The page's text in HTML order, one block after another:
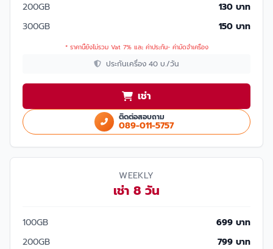
200GB
130 บาท
300GB
150 บาท
* ราคานี้ยังไม่รวม Vat 7% และ ค่าประกัน- ค่ามัดจำเครื่อง
ประกันเครื่อง 40 บ./วัน
เช่า
ติดต่อสอบถาม
089-011-5757
WEEKLY
เช่า 8 วัน
100GB
699 บาท
200GB
799 บาท